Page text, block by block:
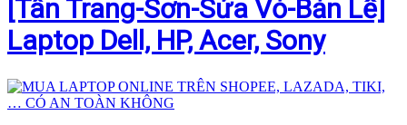
[Tân Trang-Sơn-Sửa Vỏ-Bản Lề]
Laptop Dell, HP, Acer, Sony